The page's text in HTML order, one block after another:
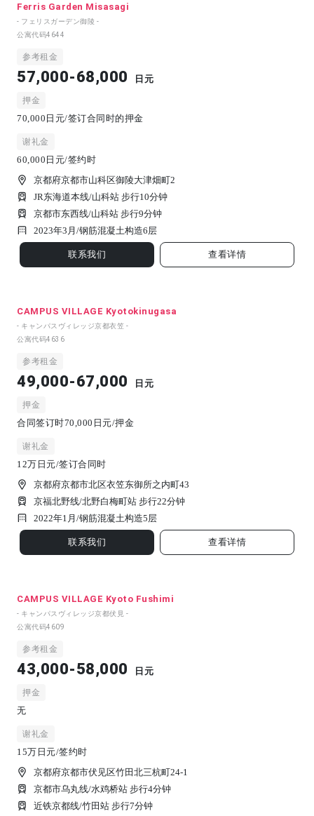
Ferris Garden Misasagi
- フェリスガーデン御陵 -
公寓代码4644
参考租金
57,000-68,000 日元
押金
70,000日元/签订合同时的押金
谢礼金
60,000日元/签约时
京都府京都市山科区御陵大津畑町2
JR东海道本线/山科站 步行10分钟
京都市东西线/山科站 步行9分钟
2023年3月/钢筋混凝土构造6 层
联系我们 查看详情
CAMPUS VILLAGE Kyotokinugasa
- キャンパスヴィレッジ京都衣笠 -
公寓代码4636
参考租金
49,000-67,000 日元
押金
合同签订时70,000日元/押金
谢礼金
12万日元/签订合同时
京都府京都市北区衣笠东御所之内町43
京福北野线/北野白梅町站 步行22分钟
2022年1月/钢筋混凝土构造5 层
联系我们 查看详情
CAMPUS VILLAGE Kyoto Fushimi
- キャンパスヴィレッジ京都伏見 -
公寓代码4609
参考租金
43,000-58,000 日元
押金
无
谢礼金
15万日元/签约时
京都府京都市伏见区竹田北三杭町24-1
京都市乌丸线/水鸡桥站 步行4分钟
近铁京都线/竹田站 步行7分钟